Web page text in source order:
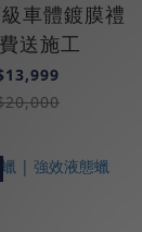
車體鍍膜禮
送施工